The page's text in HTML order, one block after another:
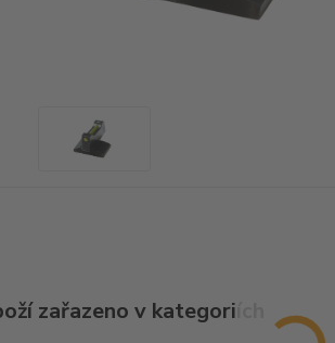
zařazeno v kategoriích